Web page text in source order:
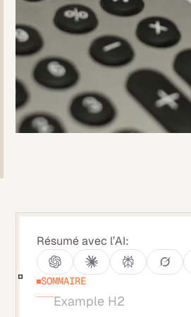
Résumé avec l’AI:
SOMMAIRE
Example H2